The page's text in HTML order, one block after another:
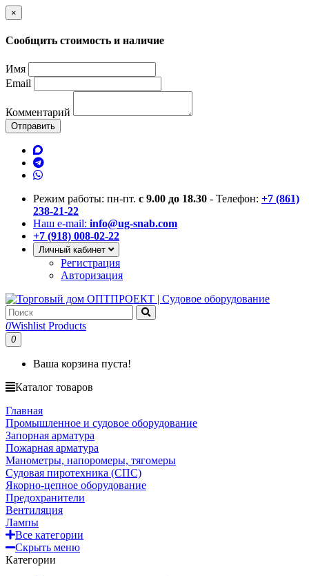
×
Сообщить стоимость и наличие
Имя
Email
Комментарий
Отправить
Режим работы: пн-пт. с 9.00 до 18.30 - Телефон: +7 (861)
238-21-22
Наш e-mail: info@ug-snab.com
+7 (918) 008-02-22
Личный кабинет
Регистрация
Авторизация
0Wishlist Products
0
Ваша корзина пуста!
Каталог товаров
Главная
Промышленное и судовое оборудование
Запорная арматура
Пожарная арматура
Манометры, напоромеры, тягомеры
Судовая пиротехника (СПС)
Якорно-цепное оборудование
Предохранители
Вентиляция
Лампы
Все категории
Скрыть меню
Категории